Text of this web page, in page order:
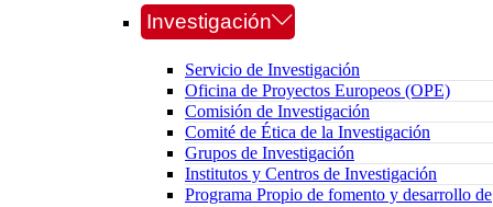
Investigación
Servicio de Investigación
Oficina de Proyectos Europeos (OPE)
Comisión de Investigación
Comité de Ética de la Investigación
Grupos de Investigación
Institutos y Centros de Investigación
Programa Propio de fomento y desarrollo de